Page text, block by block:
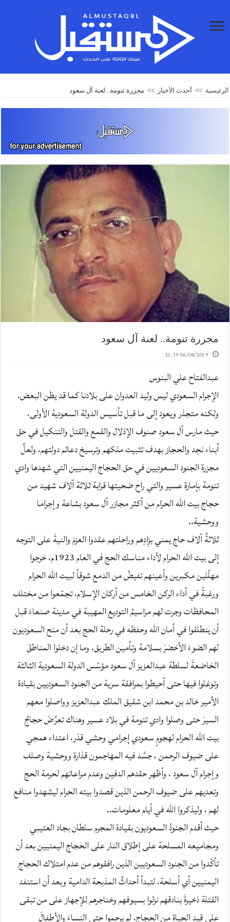
الرئيسية >> أحدث الأخبار >> مجزرة تنومة.. لعنة آل سعود
مجزرة تنومة.. لعنة آل سعود
06/08/2019 21:39
عبدالفتاح علي البنوس
الإجرام السعودي ليس وليد العدوان على بلادنا كما قد يظن البعض،
ولكنه متجذر ويعود إلى ما قبل تأسيس الدولة السعودية الأولى،
حيث مارس آل سعود صنوف الإذلال والقمع والقتل والتنكيل في حق
أبناء نجد والحجاز بهدف تثبيت ملكهم وترسيخ دعائم دولتهم، ولعلَّ
مجزرة الجنود السعوديين في حق الحجاج اليمنيين التي شهدها وادي
تنومة بإمارة عسير والتي راح ضحيتها قرابة ثلاثة آلاف شهيد من
حجاج بيت الله الحرام من أكثر مجازر آل سعود بشاعة وإجراما
ووحشية..
ثلاثةُ آلاف حاج يمني بزِادِهم وراحلتهم عقدوا العزمَ والنيةَ على التوجه
إلى بيت الله الحرام لأداء مناسك الحج في العام 1923م، خرجوا
مهلّلين مكبرين وأعينهم تفيضُ من الدمع شوقاً لبيت الله الحرام
ورغبةً في أداء الركن الخامس من أركان الإسلام، تجمّعوا من مختلف
المحافظات وجرت لهم مراسيمُ التوديع المهيبة في مدينة صنعاءَ قبل
أن ينطلقوا في أمان الله وحفظه في رحلة الحج بعد أن منح السعوديون
لهم الضوءَ الأخضرَ بسلامة وتأمين الطريق، وما إن دخلوا المناطقَ
الخاضعةَ لسلطة عبدالعزيز آل سعود مؤسّس الدولة السعودية الثالثة
وتوغلوا فيها حتى أحيطوا بمرافقة سرية من الجنود السعوديين بقيادة
الأمير خالد بن محمد ابن شقيق الملك عبدالعزيز وواصلوا معهم
السيرَ حتى وصلوا وادي تنومة في بلاد عسير وهناك تعرَّضَ حجاجُ
بيت الله الحرام لهجومٍ سعودي إجرامي وحشي قذر، اعتداء همجي
على ضيوف الرحمن ، جسَّد فيه المهاجمون قذارة ووحشية وصلف
وإجرام آل سعود ، وأظهر حقدهم الدفين وعدم مراعاتهم لحرمة الحج
وتعديهم على ضيوف الرحمن الذين قصدوا بيته الحرام ليشهدوا منافع
لهم ، وليذكروا الله في أيام معلومات..
حيث أقدم الجنودُ السعوديون بقيادة المجرم سلطان بجاد العتيبي
ومجاميعه المسلحة على إطلاق النار على الحجاج اليمنيين بعد أن
تأكّدوا من الجنود السعوديين الذين رافقوهم من عدم امتلاك الحجاج
اليمنيين أي أسلحة، لتبدأ أحداثُ المذبحة الدامية وبعد أن استنفد
القتلة ذخيرةَ بنادقهم نزلوا بسيوفهم وخناجرهم للإجهاز على من تبقى
على قيد الحياة من الحجاج، لم يرحموا حتى النساءَ والأطفالَ